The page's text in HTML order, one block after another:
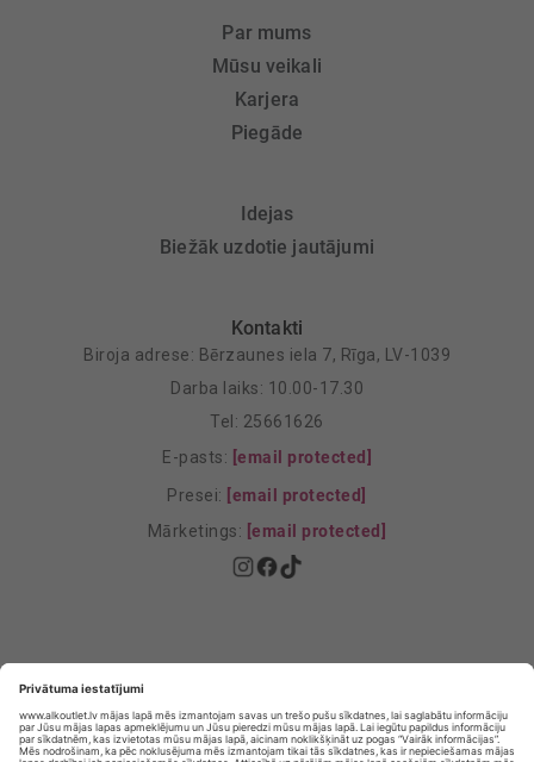
Par mums
Mūsu veikali
Karjera
Piegāde
Idejas
Biežāk uzdotie jautājumi
Kontakti
Biroja adrese: Bērzaunes iela 7, Rīga, LV-1039
Darba laiks: 10.00-17.30
Tel: 25661626
E-pasts: [email protected]
Presei: [email protected]
Mārketings: [email protected]
Privātuma Iestatījumi
E-veikala lietošanas noteikumi